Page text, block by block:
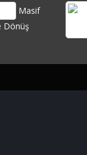
Masif
Dönüş